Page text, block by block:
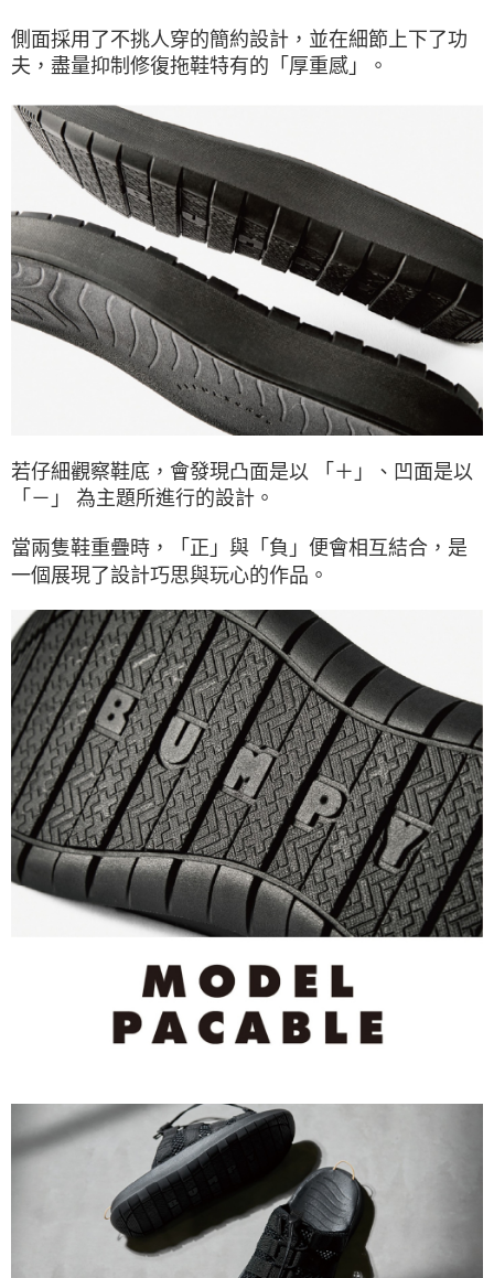
側面採用了不挑人穿的簡約設計，並在細節上下了功
夫，盡量抑制修復拖鞋特有的「厚重感」。
若仔細觀察鞋底，會發現凸面是以 「＋」、凹面是以
「－」 為主題所進行的設計。
當兩隻鞋重疊時，「正」與「負」便會相互結合，是
一個展現了設計巧思與玩心的作品。